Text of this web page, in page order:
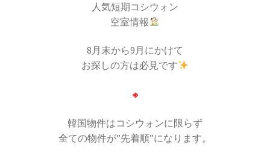
人気短期コシウォン
空室情報
8月末から9月にかけて
お探しの方は必見です
※
韓国物件はコシウォンに限らず
全ての物件が”先着順”になります。